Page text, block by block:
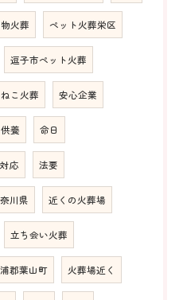
火葬 ペット火葬栄区
逗子市ペット火葬
ねこ火葬 安心企業
供養 命日
応 法要
川県 近くの火葬場
立ち会い火葬
郡葉山町 火葬場近く